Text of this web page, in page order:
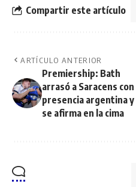
Compartir este artículo
ARTÍCULO ANTERIOR
Premiership: Bath
arrasó a Saracens con
presencia argentina y
se afirma en la cima